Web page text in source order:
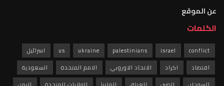
عن الموقع
الكلمات
conflict
israel
palestinians
ukraine
us
اسرائيل
اقتصاد
اكراد الاتحاد الاوروبي الامم المتحدة
السعودية